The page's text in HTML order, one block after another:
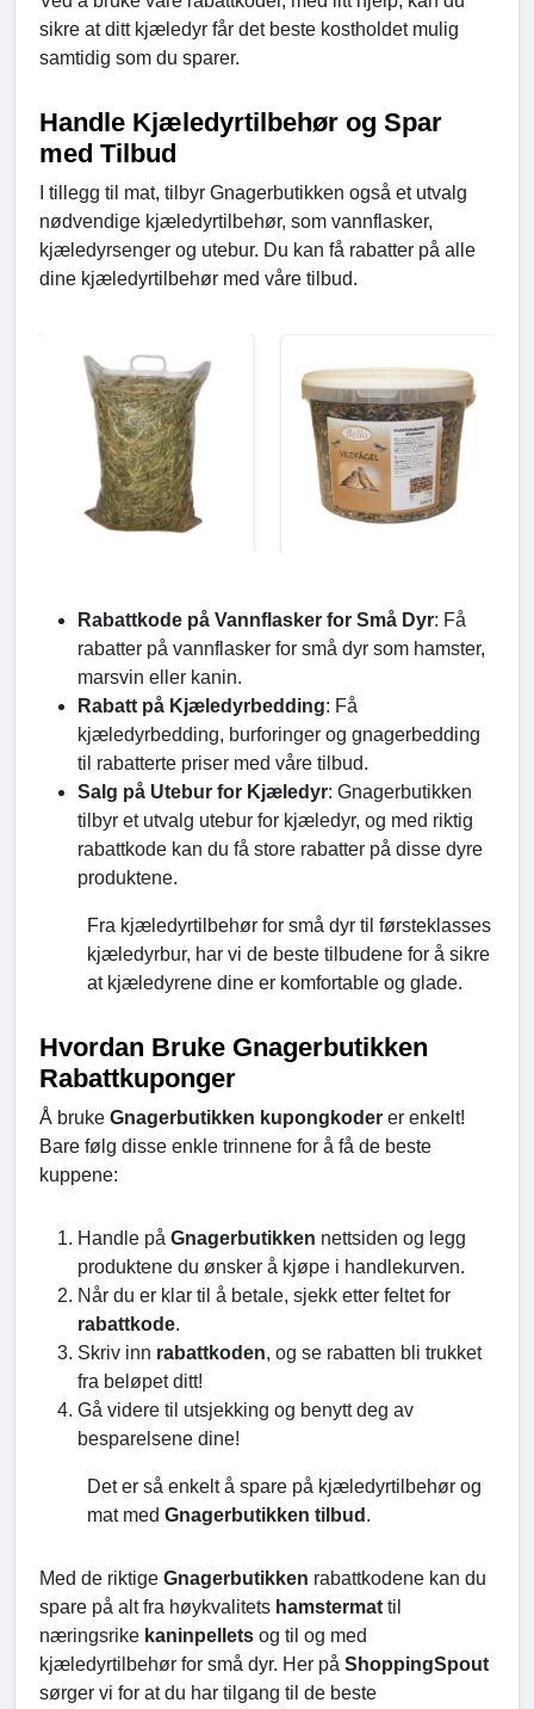
sikre at ditt kjæledyr får det beste kostholdet mulig
samtidig som du sparer.
Handle Kjæledyrtilbehør og Spar
med Tilbud
I tillegg til mat, tilbyr Gnagerbutikken også et utvalg
nødvendige kjæledyrtilbehør, som vannflasker,
kjæledyrsenger og utebur. Du kan få rabatter på alle
dine kjæledyrtilbehør med våre tilbud.
Rabattkode på Vannflasker for Små Dyr: Få
rabatter på vannflasker for små dyr som hamster,
marsvin eller kanin.
Rabatt på Kjæledyrbedding: Få
kjæledyrbedding, burforinger og gnagerbedding
til rabatterte priser med våre tilbud.
Salg på Utebur for Kjæledyr: Gnagerbutikken
tilbyr et utvalg utebur for kjæledyr, og med riktig
rabattkode kan du få store rabatter på disse dyre
produktene.
Fra kjæledyrtilbehør for små dyr til førsteklasses
kjæledyrbur, har vi de beste tilbudene for å sikre
at kjæledyrene dine er komfortable og glade.
Hvordan Bruke Gnagerbutikken
Rabattkuponger
Å bruke Gnagerbutikken kupongkoder er enkelt!
Bare følg disse enkle trinnene for å få de beste
kuppene:
Handle på Gnagerbutikken nettsiden og legg
produktene du ønsker å kjøpe i handlekurven.
Når du er klar til å betale, sjekk etter feltet for
rabattkode.
Skriv inn rabattkoden, og se rabatten bli trukket
fra beløpet ditt!
Gå videre til utsjekking og benytt deg av
besparelsene dine!
Det er så enkelt å spare på kjæledyrtilbehør og
mat med Gnagerbutikken tilbud .
Med de riktige Gnagerbutikken rabattkodene kan du
spare på alt fra høykvalitets hamstermat til
næringsrike kaninpellets og til og med
kjæledyrtilbehør for små dyr. Her på ShoppingSpout
sørger vi for at du har tilgang til de beste